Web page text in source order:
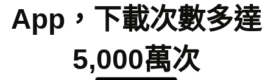
App，下載次數多達
5,000萬次